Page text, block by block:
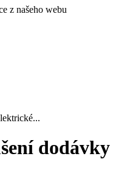
z našeho webu
dodávky